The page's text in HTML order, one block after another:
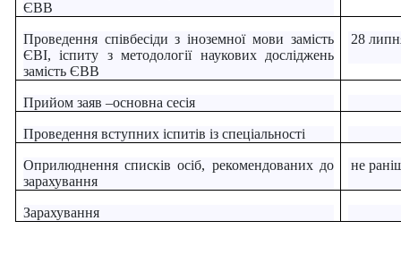
ЄВВ
Проведення співбесіди з іноземної мови замість
ЄВІ, іспиту з методології наукових досліджень
замість ЄВВ
28
Прийом заяв –основна сесія
Проведення вступних іспитів із спеціальності
Оприлюднення списків осіб, рекомендованих до
зарахування
не
Зарахування